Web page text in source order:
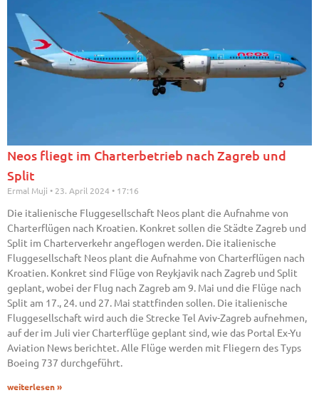
Neos fliegt im Charterbetrieb nach Zagreb und
Split
Ermal Muji 23. April 2024 17:16
Die italienische Fluggesellschaft Neos plant die Aufnahme von
Charterflügen nach Kroatien. Konkret sollen die Städte Zagreb und
Split im Charterverkehr angeflogen werden. Die italienische
Fluggesellschaft Neos plant die Aufnahme von Charterflügen nach
Kroatien. Konkret sind Flüge von Reykjavik nach Zagreb und Split
geplant, wobei der Flug nach Zagreb am 9. Mai und die Flüge nach
Split am 17., 24. und 27. Mai stattfinden sollen. Die italienische
Fluggesellschaft wird auch die Strecke Tel Aviv-Zagreb aufnehmen,
auf der im Juli vier Charterflüge geplant sind, wie das Portal Ex-Yu
Aviation News berichtet. Alle Flüge werden mit Fliegern des Typs
Boeing 737 durchgeführt.
weiterlesen »